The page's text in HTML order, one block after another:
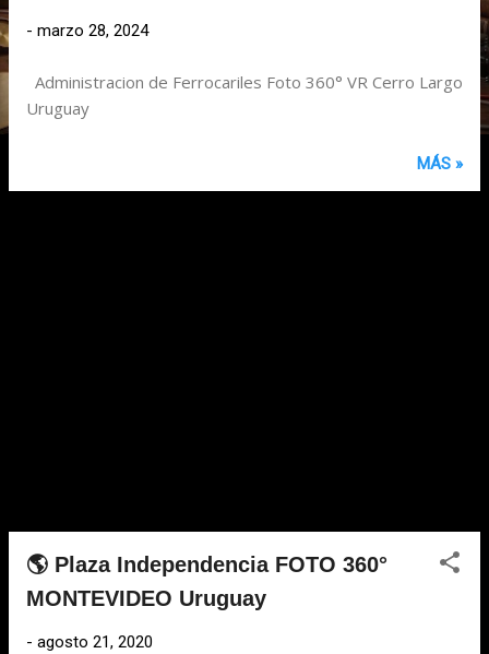
- marzo 28, 2024
Administracion de Ferrocariles Foto 360° VR Cerro Largo
Uruguay
MÁS »
🌎 Plaza Independencia FOTO 360°
MONTEVIDEO Uruguay
- agosto 21, 2020